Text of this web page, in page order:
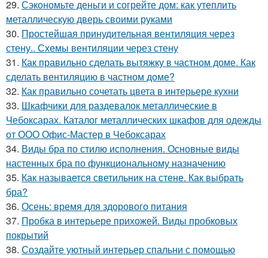
29. Сэкономьте деньги и согрейте дом: как утеплить
металлическую дверь своими руками
30. Простейшая принудительная вентиляция через
стену.. Схемы вентиляции через стену
31. Как правильно сделать вытяжку в частном доме. Как
сделать вентиляцию в частном доме?
32. Как правильно сочетать цвета в интерьере кухни
33. Шкафчики для раздевалок металлические в
Чебоксарах. Каталог металлических шкафов для одежды
от ООО Офис-Мастер в Чебоксарах
34. Виды бра по стилю исполнения. Основные виды
настенных бра по функциональному назначению
35. Как называется светильник на стене. Как выбрать
бра?
36. Осень: время для здорового питания
37. Пробка в интерьере прихожей. Виды пробковых
покрытий
38. Создайте уютный интерьер спальни с помощью